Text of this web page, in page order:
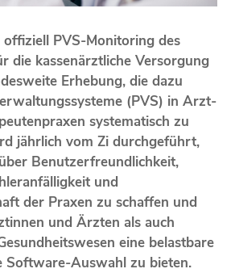
PVS-Monitoring des
die kassenärztliche Versorgung
Erhebung, die dazu
(PVS) in Arzt-
systematisch zu
jährlich vom Zi durchgeführt,
Benutzerfreundlichkeit,
und
der Praxen zu schaffen und
und Ärzten als auch
eine belastbare
Software-Auswahl zu bieten.